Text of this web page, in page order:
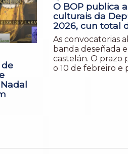
de
O BOP publica
culturais da
2026, cun total
As convocatorias
banda deseñada
castelán. O prazo
o 10 de febreiro e